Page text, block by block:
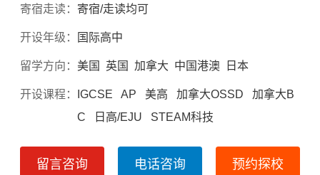
寄宿走读： 寄宿/走读均可
开设年级： 国际高中
留学方向： 美国 英国 加拿大 中国港澳 日本
开设课程：
IGCSE AP 美高 加拿大OSSD 加拿大B
C 日高/EJU STEAM科技
留言咨询 电话咨询 预约探校